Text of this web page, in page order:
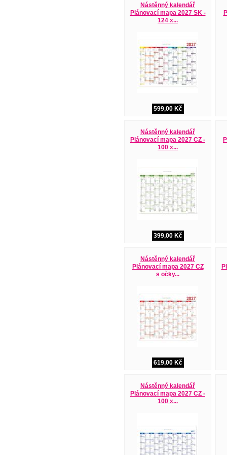
Nástěnný kalendář
Plánovací mapa 2027 SK -
124 x...
599,00 Kč
Nástěnný kalendář
Plánovací mapa 2027 CZ -
100 x...
399,00 Kč
Nástěnný kalendář
Plánovací mapa 2027 CZ
s očky...
619,00 Kč
Nástěnný kalendář
Plánovací mapa 2027 CZ -
100 x...